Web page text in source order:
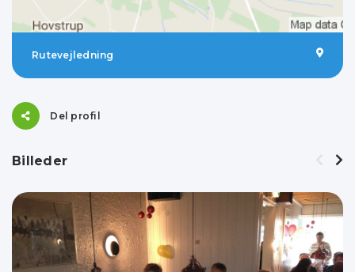
Rutevejledning
Del profil
Billeder